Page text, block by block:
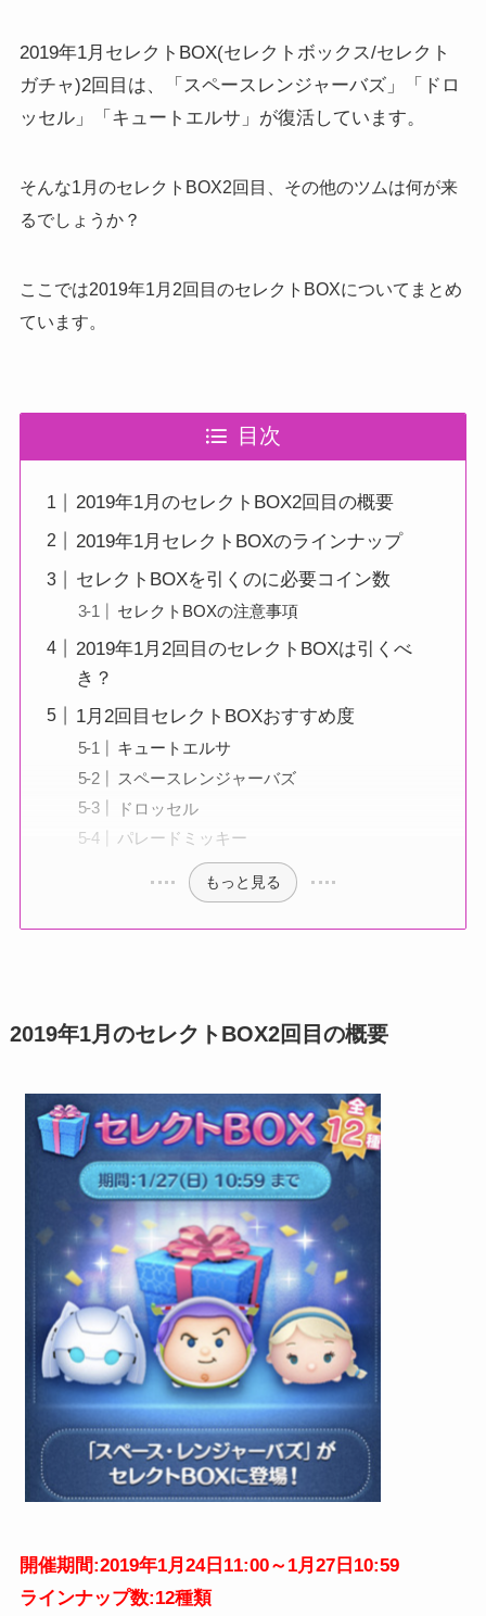
2019年1月セレクトBOX(セレクトボックス/セレクト
ガチャ)2回目は、「スペースレンジャーバズ」「ドロ
ッセル」「キュートエルサ」が復活しています。
そんな1月のセレクトBOX2回目、その他のツムは何が来
るでしょうか？
ここでは2019年1月2回目のセレクトBOXについてまとめ
ています。
目次
2019年1月のセレクトBOX2回目の概要
2019年1月セレクトBOXのラインナップ
セレクトBOXを引くのに必要コイン数
セレクトBOXの注意事項
2019年1月2回目のセレクトBOXは引くべ
き？
1月2回目セレクトBOXおすすめ度
キュートエルサ
スペースレンジャーバズ
ドロッセル
パレードミッキー
もっと見る
2019年1月のセレクトBOX2回目の概要
開催期間:2019年1月24日11:00～1月27日10:59
ラインナップ数:12種類